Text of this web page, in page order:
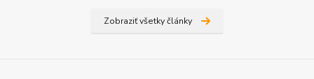
Zobraziť všetky články